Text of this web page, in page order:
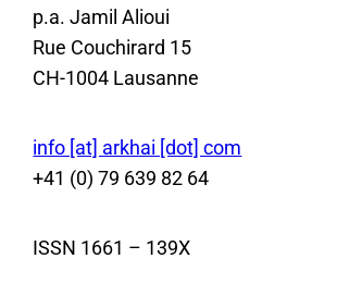
p.a. Jamil Alioui
Rue Couchirard 15
CH-1004 Lausanne
info [at] arkhai [dot] com
+41 (0) 79 639 82 64
ISSN 1661 – 139X